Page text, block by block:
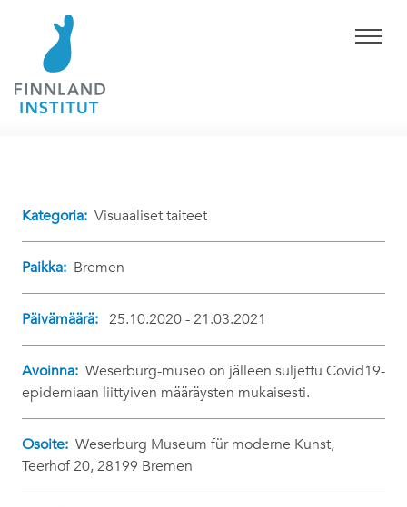
Kategoria: Visuaaliset taiteet
Paikka: Bremen
Päivämäärä: 25.10.2020 - 21.03.2021
Avoinna: Weserburg-museo on jälleen suljettu Covid19-
epidemiaan liittyiven määräysten mukaisesti.
Osoite: Weserburg Museum für moderne Kunst,
Teerhof 20, 28199 Bremen